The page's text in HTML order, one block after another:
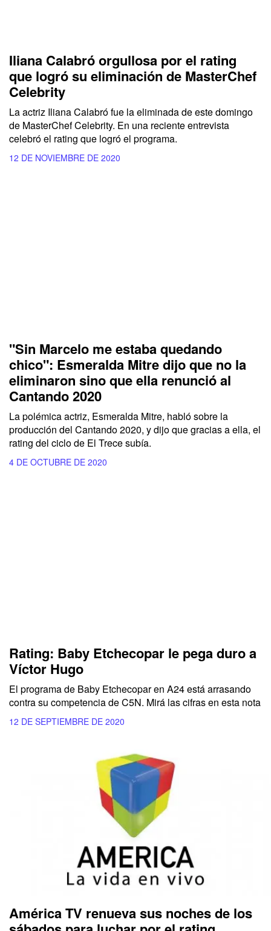
Iliana Calabró orgullosa por el rating
que logró su eliminación de MasterChef
Celebrity
La actriz Iliana Calabró fue la eliminada de este domingo
de MasterChef Celebrity. En una reciente entrevista
celebró el rating que logró el programa.
12 DE NOVIEMBRE DE 2020
"Sin Marcelo me estaba quedando
chico": Esmeralda Mitre dijo que no la
eliminaron sino que ella renunció al
Cantando 2020
La polémica actriz, Esmeralda Mitre, habló sobre la
producción del Cantando 2020, y dijo que gracias a ella, el
rating del ciclo de El Trece subía.
4 DE OCTUBRE DE 2020
Rating: Baby Etchecopar le pega duro a
Víctor Hugo
El programa de Baby Etchecopar en A24 está arrasando
contra su competencia de C5N. Mirá las cifras en esta nota
12 DE SEPTIEMBRE DE 2020
América TV renueva sus noches de los